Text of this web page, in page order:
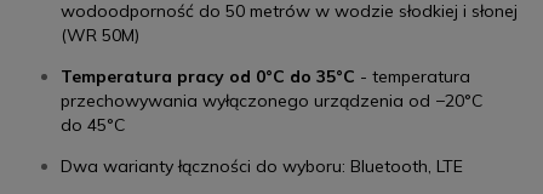
wodoodporność do 50 metrów w wodzie słodkiej i słonej
(WR 50M)
Temperatura pracy od 0°C do 35°C - temperatura
przechowywania wyłączonego urządzenia od −20°C
do 45°C
Dwa warianty łączności do wyboru: Bluetooth, LTE